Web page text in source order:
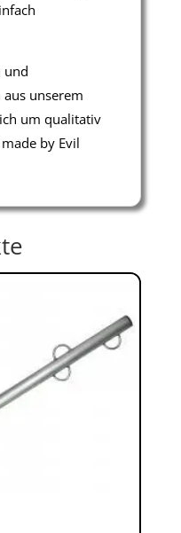
und
unserem
um qualitativ
by Evil